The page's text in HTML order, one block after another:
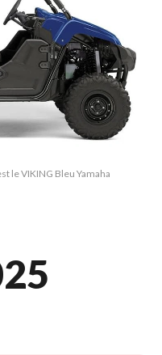
le VIKING Bleu Yamaha